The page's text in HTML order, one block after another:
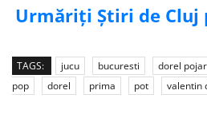
Urmăriți Știri de Cluj
TAGS: jucu bucuresti dorel pojar
pop
dorel prima pot valentin